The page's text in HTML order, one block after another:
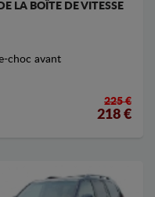
LA BOÎTE DE VITESSE
choc avant
225 €
218 €